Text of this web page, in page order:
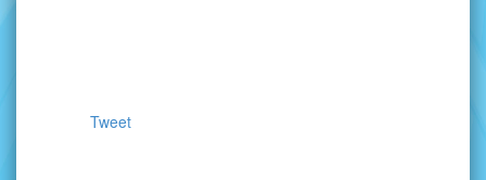
Tweet